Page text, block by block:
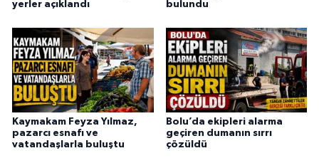
yerler açıklandı
bulundu
Kaymakam Feyza Yılmaz,
pazarcı esnafı ve
vatandaşlarla buluştu
Bolu’da ekipleri alarma
geçiren dumanın sırrı
çözüldü